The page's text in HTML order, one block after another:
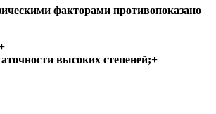
факторами противопоказано
высоких степеней;+